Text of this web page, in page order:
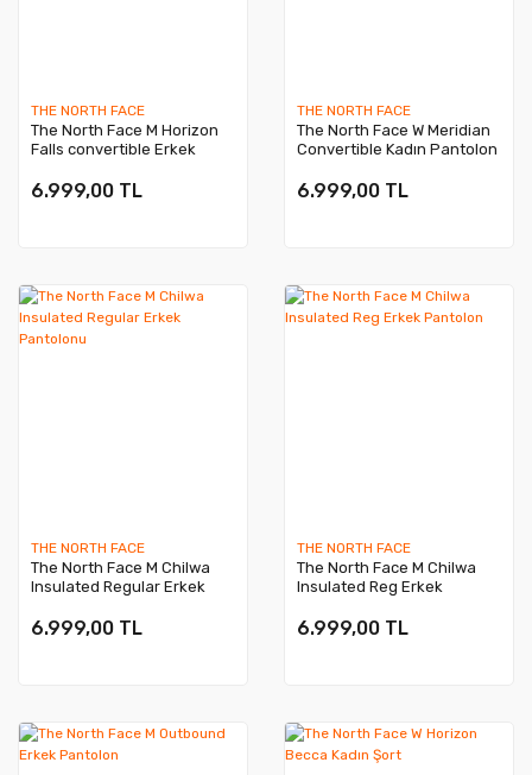
THE NORTH FACE
The North Face M Horizon
Falls convertible Erkek
6.999,00 TL
THE NORTH FACE
The North Face W Meridian
Convertible Kadın Pantolon
6.999,00 TL
THE NORTH FACE
The North Face M Chilwa
Insulated Regular Erkek
6.999,00 TL
THE NORTH FACE
The North Face M Chilwa
Insulated Reg Erkek
6.999,00 TL